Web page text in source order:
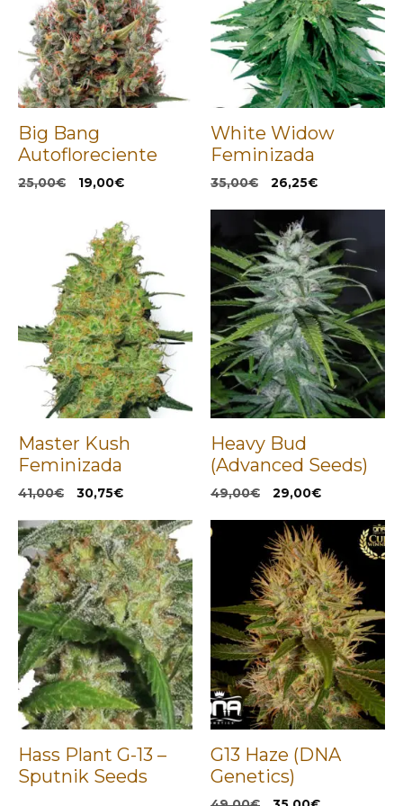
Big Bang
Autofloreciente
25,00€
El
era:
25,00€.
19,00€El
es:
19,00€.
White Widow
Feminizada
35,00€
El
original
era:
35,00€.
26,25€El
es:
26,25€.
Master Kush
Feminizada
41,00€
El
original
era:
41,00€.
30,75€El
actual
es:
30,75€.
Heavy Bud
(Advanced Seeds)
49,00€
El
original
era:
49,00€.
29,00€El
es:
29,00€.
Hass Plant G-13 –
Sputnik Seeds
G13 Haze (DNA
Genetics)